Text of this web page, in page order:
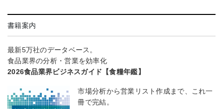
書籍案内
最新5万社のデータベース。
食品業界の分析・営業を効率化
2026食品業界ビジネスガイド【食糧年鑑】
市場分析から営業リスト作成まで、これ一
冊で完結。